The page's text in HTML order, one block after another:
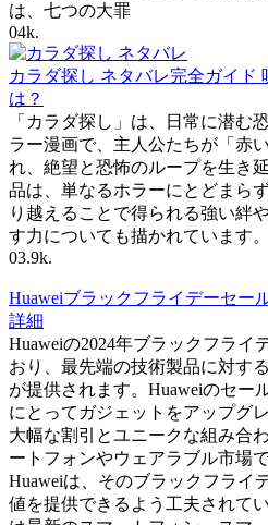
は、七つの大罪
04k.
カラダ探し ネタバレ完全ガイド
は？
「カラダ探し」は、日常に潜む
ラー漫画で、主人公たちが「赤
れ、絶望と恐怖のループを生き
品は、単なるホラーにとどまら
り越えることで得られる強い絆
す力についても描かれています
03.9k.
Huaweiブラックフライデーセー
詳細
Huaweiの2024年ブラックフライ
おり、最先端の技術製品に対す
が提供されます。Huaweiのセー
にとってガジェットをアップグ
大幅な割引とユニークな組み合
ートフォンやウェアラブル市場
Huaweiは、そのブラックフライ
値を提供できるよう工夫されて